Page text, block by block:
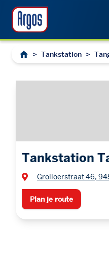
> Tankstation >
Tankstation
Grolloerstraat 46,
Plan je route